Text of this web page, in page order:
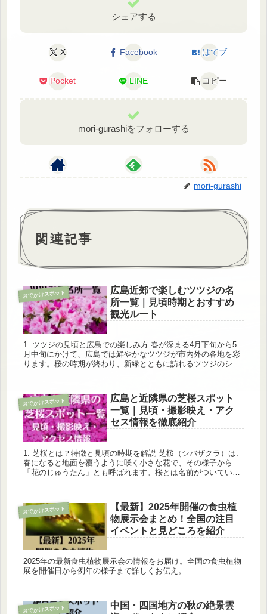
シェアする
X Facebook はてブ
Pocket LINE コピー
mori-gurashiをフォローする
mori-gurashi
関連記事
おでかけスポット
広島近郊で楽しむツツジの名
所一覧｜見頃時期とおすすめ
観光ルート
1. ツツジの見頃と広島での楽しみ方 春が深まる4月下旬から5
月中旬にかけて、広島では鮮やかなツツジが市内外の各地を彩
ります。桜の時期が終わり、新緑とともに訪れるツツジのシー
おでかけスポット
広島と近隣県の芝桜スポット
一覧｜見頃・撮影映え・アク
セス情報を徹底紹介
1. 芝桜とは？特徴と見頃の時期を解説 芝桜（シバザクラ）は、
春になると地面を覆うように咲く小さな花で、その様子から
「花のじゅうたん」とも呼ばれます。桜とは名前がついていま
おでかけスポット
【最新】2025年開催の食虫植
物展示会まとめ！全国の注目
イベントと見どころを紹介
2025年の最新食虫植物展示会の情報をお届け。全国の食虫植物
展を開催日から例年の様子まで詳しくお伝え。
おでかけスポット
中国・四国地方の秋の絶景雲